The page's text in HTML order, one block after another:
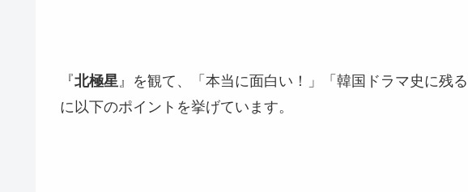
『北極星』を観て、「本当に面白い！」「韓国ドラマ史に残
に以下のポイントを挙げています。